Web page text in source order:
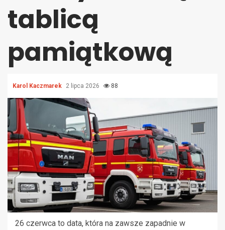
tablicą
pamiątkową
Karol Kaczmarek 2 lipca 2026 88
26 czerwca to data, która na zawsze zapadnie w